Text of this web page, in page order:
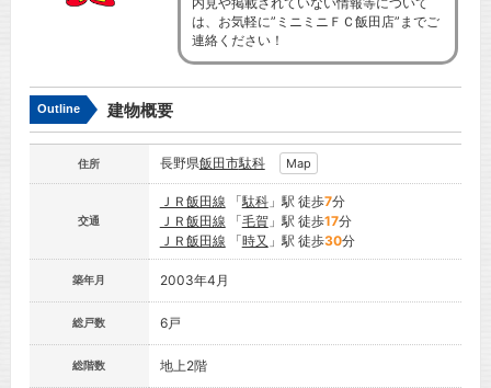
は、お気軽に”ミニミニＦＣ飯田店”までご
連絡ください！
Outline 建物概要
住所 長野県飯田市駄科 Map
交通
ＪＲ飯田線 「駄科」駅 徒歩7分
ＪＲ飯田線 「毛賀」駅 徒歩17分
ＪＲ飯田線 「時又 」駅 徒歩30分
築年月 2003年4月
総戸数 6戸
総階数 地上2階